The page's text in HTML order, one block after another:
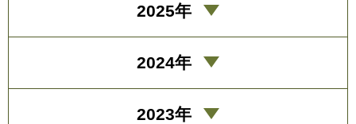
2025年
2024年
2023年